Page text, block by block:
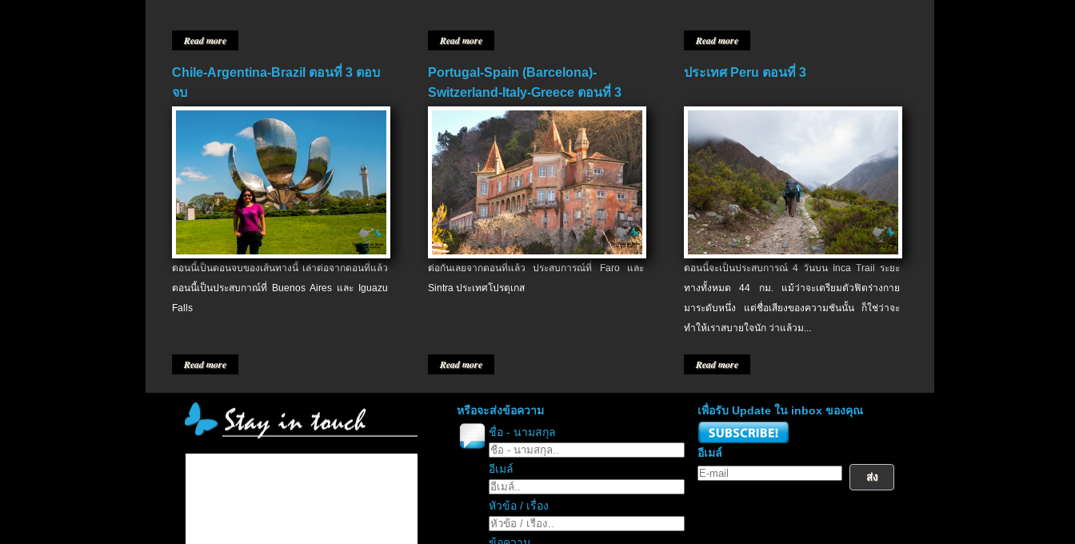
Read more Read more Read more
Chile-Argentina-Brazil ตอนที่ 3 ตอบ
จบ
ตอนนี้เป็นตอนจบของเส้นทางนี้ เล่าต่อจากตอนที่แล้ว
ตอนนี้เป็นประสบกาณ์ที่ Buenos Aires และ Iguazu
Falls
Read more
Portugal-Spain (Barcelona)-
Switzerland-Italy-Greece ตอนที่ 3
ต่อกันเลยจากตอนที่แล้ว ประสบการณ์ที่ Faro และ
Sintra ประเทศโปรตุเกส
Read more
ประเทศ Peru ตอนที่ 3
ตอนนี้จะเป็นประสบการณ์ 4 วันบน Inca Trail ระยะ
ทางทั้งหมด 44 กม. แม้ว่าจะเตรียมตัวฟิตร่างกาย
มาระดับหนึ่ง แต่ชื่อเสียงของความชันนั้น ก็ใช่ว่าจะ
ทำให้เราสบายใจนัก ว่าแล้วม...
Read more
หรือจะส่งข้อความ
ชื่อ - นามสกุล
อีเมล์
หัวข้อ / เรื่อง
เพื่อรับ Update ใน inbox ของคุณ
อีเมล์
ส่ง